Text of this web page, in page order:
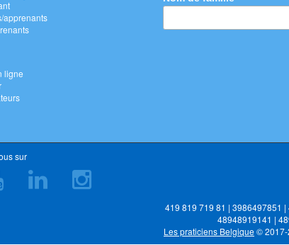
apprenants
ligne
sur
419 819 719 81 | 3986497851
48948919141 |
Les praticiens Belgique© 2017-